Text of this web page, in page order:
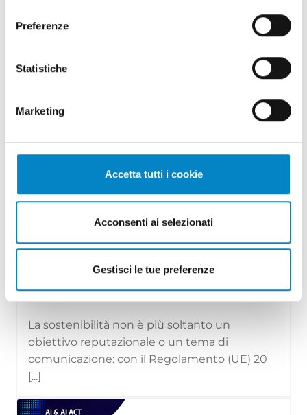
Preferenze
Statistiche
Marketing
Accetta tutti i cookie
Acconsenti ai selezionati
Gestisci le tue preferenze
Battista ha conseguito la qualifica di
Il Regolamento (UE) 2024/1781 e il
settore moda: divieto di distr...
29 Luglio 2026 | Approfondimenti, News
La sostenibilità non è più soltanto un
obiettivo reputazionale o un tema di
comunicazione: con il Regolamento (UE) 20
[...]